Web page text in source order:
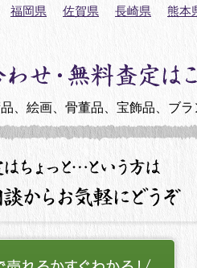
福岡県 佐賀県 長崎県 熊本
、絵画、骨董品、宝飾品、ブ